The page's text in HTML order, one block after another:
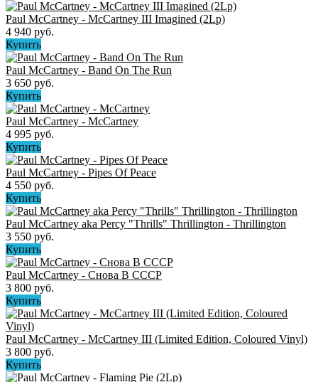
Paul McCartney - McCartney III Imagined (2Lp)
4 940 руб.
Купить
Paul McCartney - Band On The Run
3 650 руб.
Купить
Paul McCartney ‎- McCartney
4 995 руб.
Купить
Paul McCartney - Pipes Of Peace
4 550 руб.
Купить
Paul McCartney aka Percy "Thrills" Thrillington - Thrillington
3 550 руб.
Купить
Paul McCartney - Снова В СССР
3 800 руб.
Купить
Paul McCartney - McCartney III (Limited Edition, Coloured Vinyl)
3 800 руб.
Купить